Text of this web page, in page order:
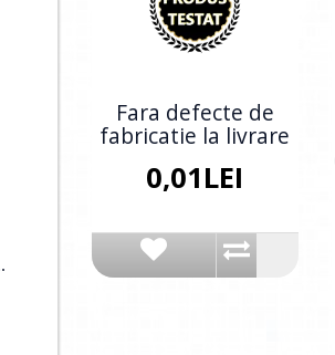
Fara defecte de
fabricatie la livrare
0,01LEI